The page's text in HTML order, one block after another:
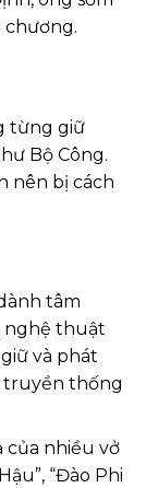
chương.
từng giữ
Bộ Công.
nên bị cách
tâm
nghệ thuật
và phát
thống
của nhiều vở
“Đào Phi